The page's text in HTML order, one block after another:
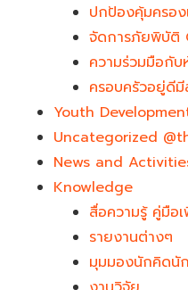
ปกป้องคุ้มครอง
จัดการภัยพิบัติ
ความร่วมมือกั
ครอบครัวอยู่ดี
Youth
Uncategorized
News and
Knowledge
สื่อความรู้ คู่มือ
รายงานต่างๆ
มุมมองนักคิด